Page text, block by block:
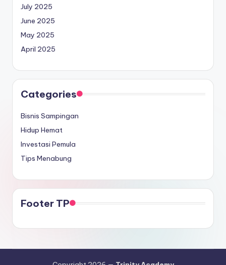
July 2025
June 2025
May 2025
April 2025
Categories
Bisnis Sampingan
Hidup Hemat
Investasi Pemula
Tips Menabung
Footer TP